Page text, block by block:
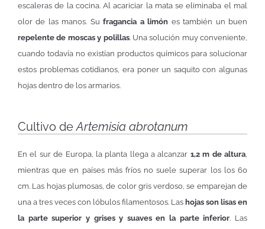
escaleras de la cocina. Al acariciar la mata se eliminaba el mal
olor de las manos. Sufragancia a limón es también un buen
repelente de moscas y polillas. Una solución muy conveniente,
cuando todavía no existían productos químicos para solucionar
estos problemas cotidianos, era poner un saquito con algunas
hojas dentro de los armarios.
Cultivo deArtemisia abrotanum
En el sur de Europa, la planta llega a alcanzar 1,2 m de altura,
mientras que en países más fríos no suele superar los los 60
cm. Las hojas plumosas, de color gris verdoso, se emparejan de
una a tres veces con lóbulos filamentosos. Las hojas son lisas en
la parte superior y grises y suaves en la parte inferior. Las